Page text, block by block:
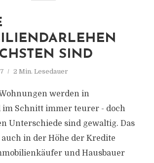
SIND
2 Min. Lesedauer
werden in
im Schnitt immer teurer - doch
Unterschiede sind gewaltig. Das
in der Höhe der Kredite
und Hausbauer